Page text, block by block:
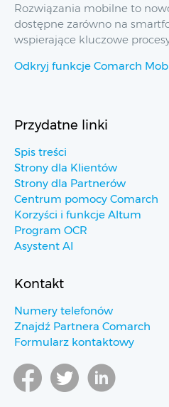
Rozwiązania mobilne to
dostępne zarówno na
wspierające kluczowe
Odkryj funkcje Comarch
Przydatne linki
Spis treści
Strony dla Klientów
Strony dla Partnerów
Centrum pomocy Comarch
Korzyści i funkcje Altum
Program OCR
Asystent AI
Kontakt
Numery telefonów
Znajdź Partnera Comarch
Formularz kontaktowy